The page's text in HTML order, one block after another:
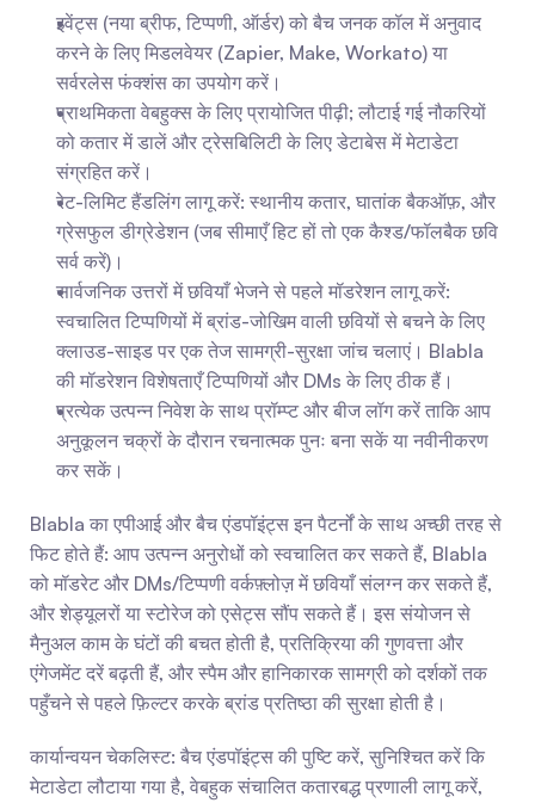
इवेंट्स (नया ब्रीफ, टिप्पणी, ऑर्डर) को बैच जनक कॉल में अनुवाद
करने के लिए मिडलवेयर (Zapier, Make, Workato) या
सर्वरलेस फंक्शंस का उपयोग करें।
प्राथमिकता वेबहुक्स के लिए प्रायोजित पीढ़ी; लौटाई गई नौकरियों
को कतार में डालें और ट्रेसबिलिटी के लिए डेटाबेस में मेटाडेटा
संग्रहित करें।
रेट-लिमिट हैंडलिंग लागू करें: स्थानीय कतार, घातांक बैकऑफ़, और
ग्रेसफुल डीग्रेडेशन (जब सीमाएँ हिट हों तो एक कैश्ड/फॉलबैक छवि
सर्व करें)।
सार्वजनिक उत्तरों में छवियाँ भेजने से पहले मॉडरेशन लागू करें:
स्वचालित टिप्पणियों में ब्रांड-जोखिम वाली छवियों से बचने के लिए
क्लाउड-साइड पर एक तेज सामग्री-सुरक्षा जांच चलाएं। Blabla
की मॉडरेशन विशेषताएँ टिप्पणियों और DMs के लिए ठीक हैं।
प्रत्येक उत्पन्न निवेश के साथ प्रॉम्प्ट और बीज लॉग करें ताकि आप
अनुकूलन चक्रों के दौरान रचनात्मक पुनः बना सकें या नवीनीकरण
कर सकें।
Blabla का एपीआई और बैच एंडपॉइंट्स इन पैटर्नों के साथ अच्छी तरह से
फिट होते हैं: आप उत्पन्न अनुरोधों को स्वचालित कर सकते हैं, Blabla
को मॉडरेट और DMs/टिप्पणी वर्कफ़्लोज़ में छवियाँ संलग्न कर सकते हैं,
और शेड्यूलरों या स्टोरेज को एसेट्स सौंप सकते हैं। इस संयोजन से
मैनुअल काम के घंटों की बचत होती है, प्रतिक्रिया की गुणवत्ता और
एंगेजमेंट दरें बढ़ती हैं, और स्पैम और हानिकारक सामग्री को दर्शकों तक
पहुँचने से पहले फ़िल्टर करके ब्रांड प्रतिष्ठा की सुरक्षा होती है।
कार्यान्वयन चेकलिस्ट: बैच एंडपॉइंट्स की पुष्टि करें, सुनिश्चित करें कि
मेटाडेटा लौटाया गया है, वेबहुक संचालित कतारबद्ध प्रणाली लागू करें,